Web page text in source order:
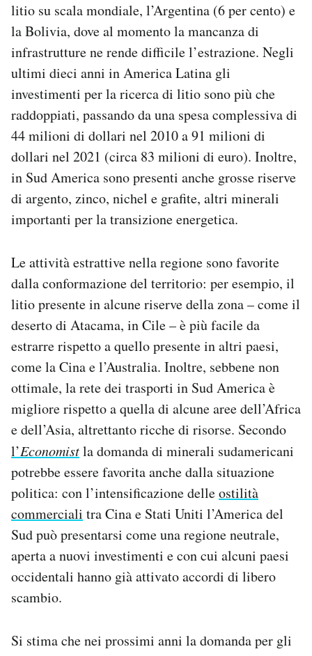
litio su scala mondiale, l’Argentina (6 per cento) e
la Bolivia, dove al momento la mancanza di
infrastrutture ne rende difficile l’estrazione. Negli
ultimi dieci anni in America Latina gli
investimenti per la ricerca di litio sono più che
raddoppiati, passando da una spesa complessiva di
44 milioni di dollari nel 2010 a 91 milioni di
dollari nel 2021 (circa 83 milioni di euro). Inoltre,
in Sud America sono presenti anche grosse riserve
di argento, zinco, nichel e grafite, altri minerali
importanti per la transizione energetica.
Le attività estrattive nella regione sono favorite
dalla conformazione del territorio: per esempio, il
litio presente in alcune riserve della zona – come il
deserto di Atacama, in Cile – è più facile da
estrarre rispetto a quello presente in altri paesi,
come la Cina e l’Australia. Inoltre, sebbene non
ottimale, la rete dei trasporti in Sud America è
migliore rispetto a quella di alcune aree dell’Africa
e dell’Asia, altrettanto ricche di risorse. Secondo
l’Economistla domanda di minerali sudamericani
potrebbe essere favorita anche dalla situazione
politica: con l’intensificazione delleostilità
commerciali tra Cina e Stati Uniti l’America del
Sud può presentarsi come una regione neutrale,
aperta a nuovi investimenti e con cui alcuni paesi
occidentali hanno già attivato accordi di libero
scambio.
Si stima che nei prossimi anni la domanda per gli